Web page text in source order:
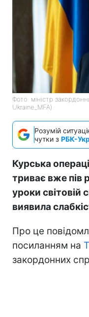
Фото: міністр
Ukraine_MFA)
Розумій
чутки з РБК-
Курська
триває вже пів
уроки світовій
виявила
Про це
посиланням на
закордонних